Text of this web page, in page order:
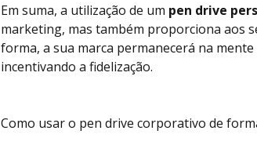
Em suma, a utilização de um pen drive
marketing, mas também proporciona aos
forma, a sua marca permanecerá na
incentivando a fidelização.
Como usar o pen drive corporativo de